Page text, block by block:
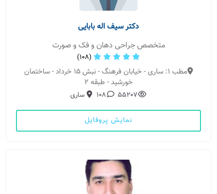
دکتر سیف اله بابایی
متخصص جراحی دهان و فک و صورت
(108)
مطب 1: ساری - خیابان فرهنگ - نبش ۱۵ خرداد - ساختمان
خورشید - طبقه ۲
55207
108 ساری
نمایش پروفایل